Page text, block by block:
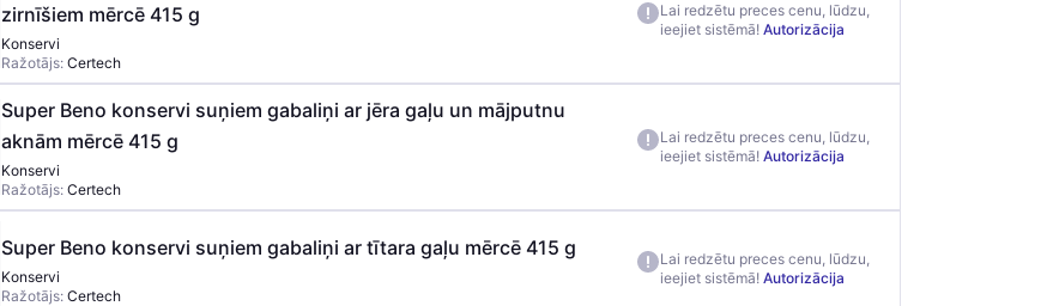
zirnīšiem mērcē 415 g
Konservi
Ražotājs: Certech
Lai redzētu preces cenu, lūdzu,
ieejiet sistēmā! Autorizācija
Super Beno konservi suņiem gabaliņi ar jēra gaļu un mājputnu
aknām mērcē 415 g
Konservi
Ražotājs: Certech
Lai redzētu preces cenu, lūdzu,
ieejiet sistēmā! Autorizācija
Super Beno konservi suņiem gabaliņi ar tītara gaļu mērcē 415 g
Konservi
Ražotājs: Certech
Lai redzētu preces cenu, lūdzu,
ieejiet sistēmā! Autorizācija